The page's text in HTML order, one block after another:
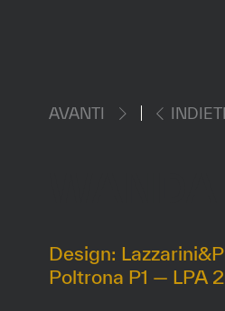
AVANTI
Design:
Poltrona P1 — LPA